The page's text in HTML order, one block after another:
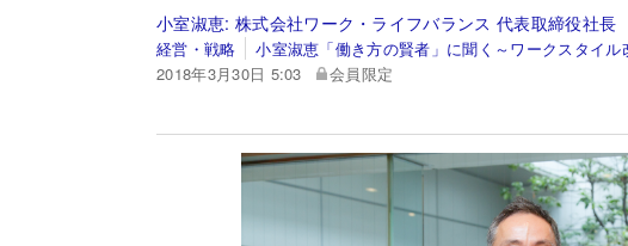
小室淑恵: 株式会社ワーク・ライフバランス 代表取締役社長
経営・戦略
小室淑恵「働き方の賢者」に聞く～ワークスタイル
2018年3月30日 5:03
会員限定